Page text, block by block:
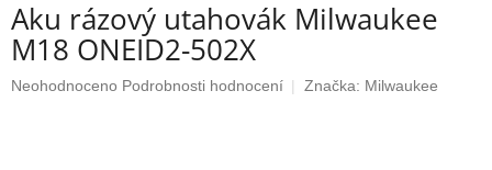
Aku rázový utahovák Milwaukee
M18 ONEID2-502X
Průměrné
Neohodnoceno Podrobnosti hodnocení Značka: Milwaukee